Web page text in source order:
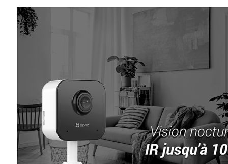
que el sitio web
experiencia web
Estas cookies son
cookies
administrar tu
presentación del
existencia de estas
información de